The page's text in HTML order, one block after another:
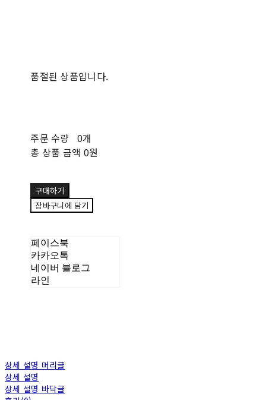
품절된 상품입니다.
주문 수량 0개
총 상품 금액 0원
구매하기
장바구니에 담기
페이스북
카카오톡
네이버 블로그
라인
상세 설명 머리글
상세 설명
상세 설명 바닥글